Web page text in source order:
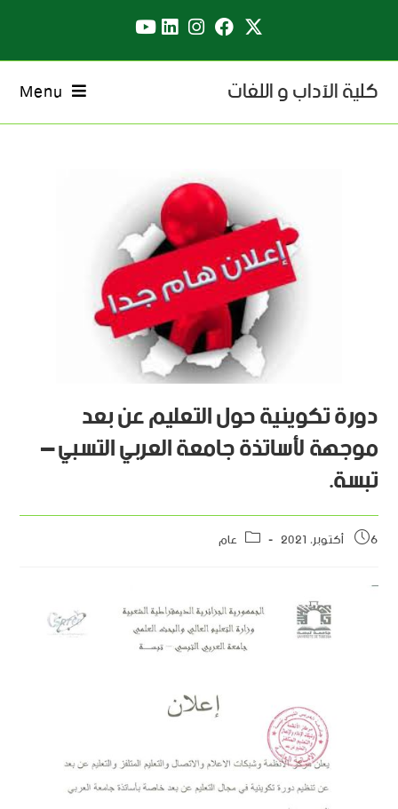
كلية الآداب و اللغات Menu
دورة تكوينية حول التعليم عن بعد
موجهة لأساتذة جامعة العربي التسبي –
تبسة.
6 أكتوبر، 2021 عام